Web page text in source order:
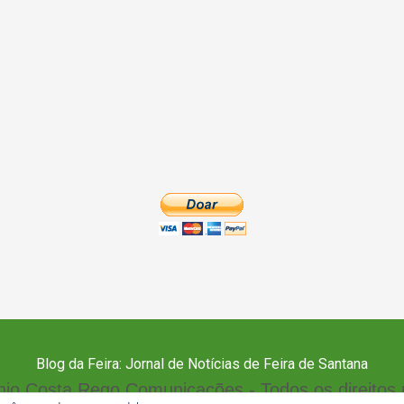
Blog da Feira: Jornal de Notícias de Feira de Santana
Costa Rego Comunicações - Todos os direitos